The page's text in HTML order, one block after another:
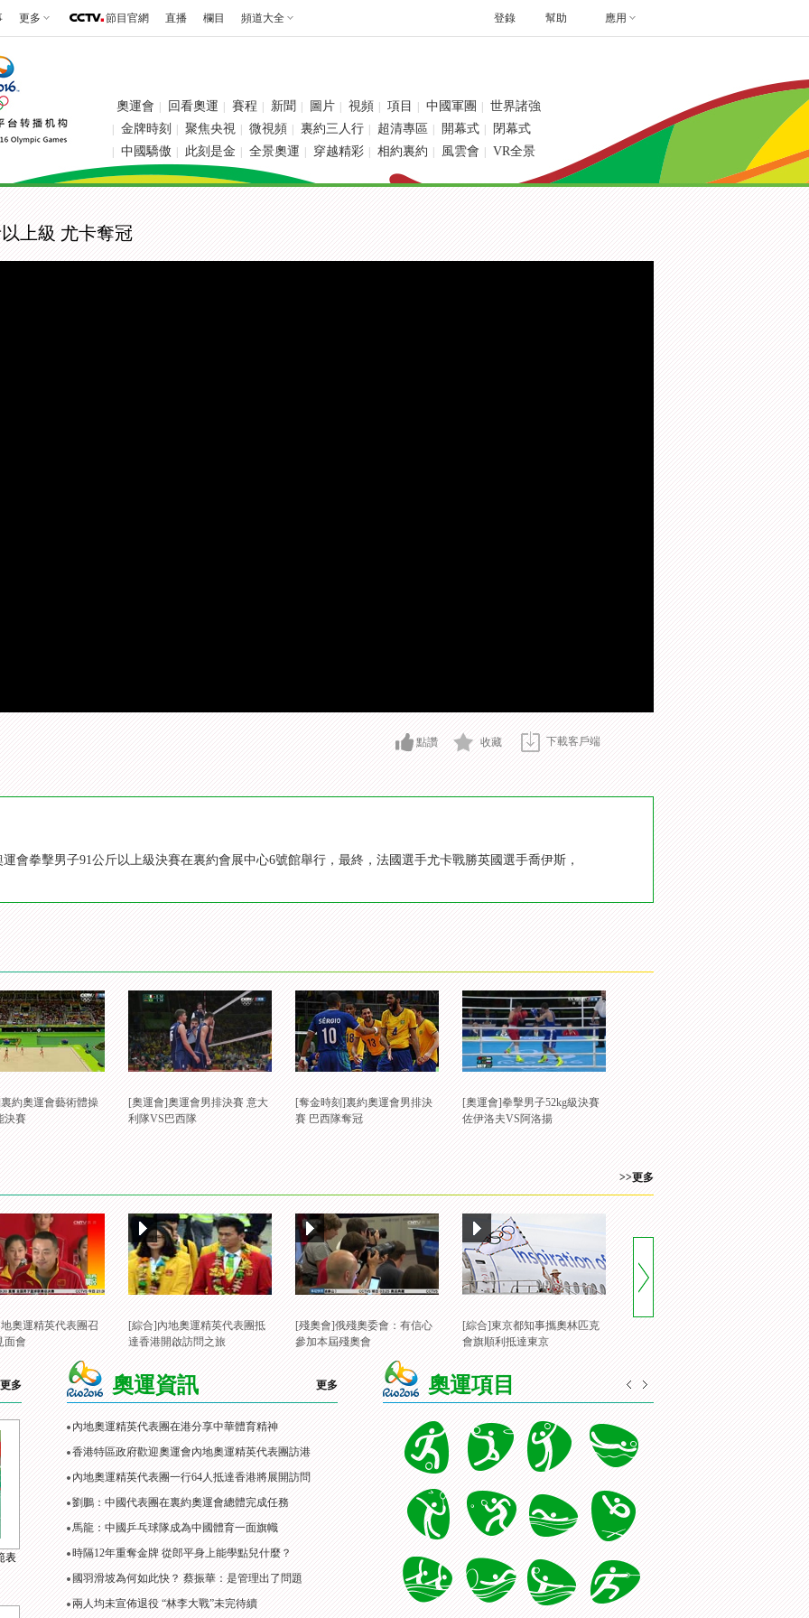
更多 節目官網 直播 欄目 頻道大全 幫助 應用
登錄
奧運會 回看奧運 賽程 新聞 圖片 視頻 項目 中國軍團 世界諸強
金牌時刻 聚焦央視 微視頻 裏約三人行 超清專區 開幕式 閉幕式
中國驕傲 此刻是金 全景奧運 穿越精彩 相約裏約 風雲會 VR全景
上級 尤卡奪冠
點讚 收藏 下載客戶端
會拳擊男子91公斤以上級決賽在裏約會展中心6號館舉行，最終，法國選手尤卡戰勝英國選手喬伊斯，
約奧運會藝術體操
決賽
[奧運會]奧運會男排決賽 意大
利隊VS巴西隊
[奪金時刻]裏約奧運會男排決
賽 巴西隊奪冠
[奧運會]拳擊男子52kg級決賽
佐伊洛夫VS阿洛揚
>>更多
奧運精英代表團召
面會
[綜合]內地奧運精英代表團抵
達香港開啟訪問之旅
[殘奧會]俄殘奧委會：有信心
參加本屆殘奧會
[綜合]東京都知事攜奧林匹克
會旗順利抵達東京
更多
表
奧運資訊 更多
內地奧運精英代表團在港分享中華體育精神
香港特區政府歡迎奧運會內地奧運精英代表團訪港
內地奧運精英代表團一行64人抵達香港將展開訪問
劉鵬：中國代表團在裏約奧運會總體完成任務
馬龍：中國乒乓球隊成為中國體育一面旗幟
時隔12年重奪金牌 從郎平身上能學點兒什麼？
國羽滑坡為何如此快？ 蔡振華：是管理出了問題
兩人均未宣佈退役 “林李大戰”未完待續
奧運項目